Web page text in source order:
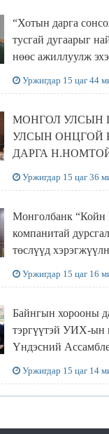
“Хотын дарга
тусгай дугаарыг
нөөс ажиллуулж
Уржигдар 15 цаг 44
МОНГОЛ УЛСЫН
УЛСЫН ОНЦГОЙ
ДАРГА
Уржигдар 15 цаг 36
Монголбанк “Койн
компанитай
төслүүд
Уржигдар 15 цаг 16
Байнгын хорооны
тэргүүтэй УИХ-
Үндэсний
Уржигдар 15 цаг 14